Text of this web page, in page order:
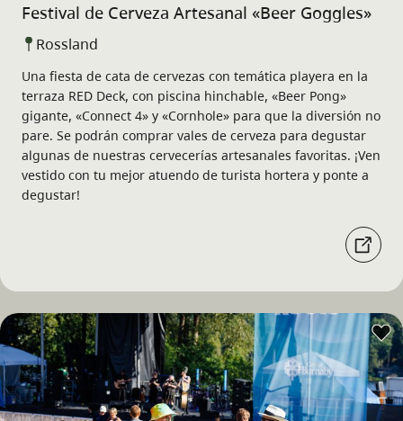
Festival de Cerveza Artesanal «Beer Goggles»
Rossland
Una fiesta de cata de cervezas con temática playera en la
terraza RED Deck, con piscina hinchable, «Beer Pong»
gigante, «Connect 4» y «Cornhole» para que la diversión no
pare. Se podrán comprar vales de cerveza para degustar
algunas de nuestras cervecerías artesanales favoritas. ¡Ven
vestido con tu mejor atuendo de turista hortera y ponte a
degustar!